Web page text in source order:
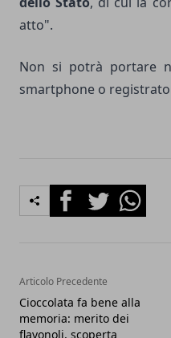
atto".
Non si potrà portare
smartphone o
FacebookTwitterWhatsapp
Articolo Precedente
Cioccolata fa bene alla
memoria: merito dei
flavonoli, scoperta